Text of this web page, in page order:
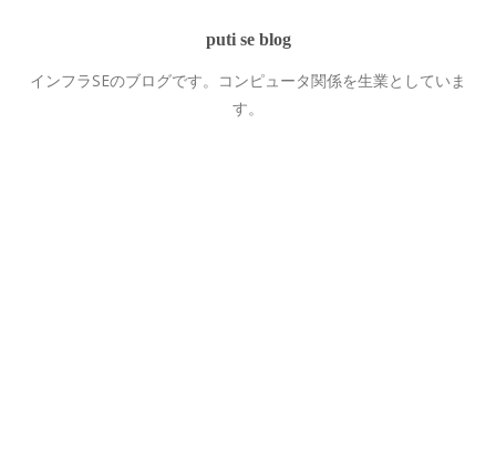
puti se blog
インフラSEのブログです。コンピュータ関係を生業としていま
す。